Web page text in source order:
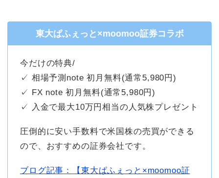
東大ぱふぇっと×moomoo証券コラボ
今だけの特典/
✓ 相場予測note 初月無料(通常5,980円)
✓ FX note 初月無料(通常5,980円)
✓ 入金で最大10万円相当の人気株プレゼント
圧倒的に安い手数料で米国株の売買ができる
ので、おすすめの証券会社です。
ブログ記事：【東大ぱふぇっと×moomoo証